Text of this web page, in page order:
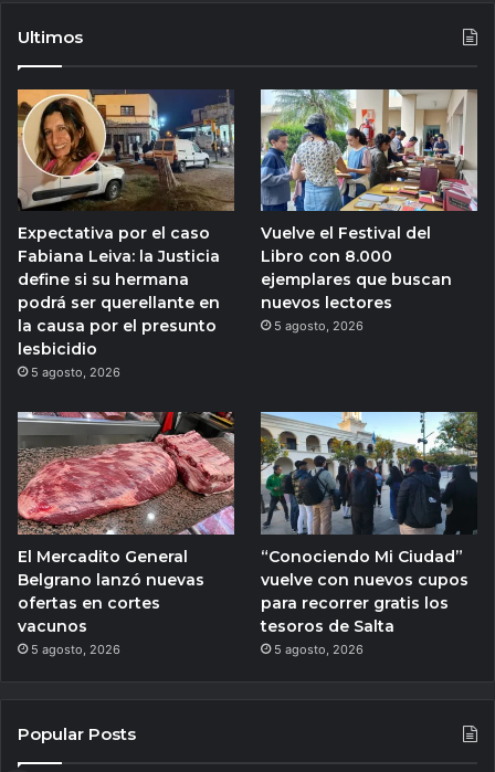
Ultimos
Expectativa por el caso
Fabiana Leiva: la Justicia
define si su hermana
podrá ser querellante en
la causa por el presunto
lesbicidio
5 agosto, 2026
Vuelve el Festival del
Libro con 8.000
ejemplares que buscan
nuevos lectores
5 agosto, 2026
El Mercadito General
Belgrano lanzó nuevas
ofertas en cortes
vacunos
5 agosto, 2026
“Conociendo Mi Ciudad”
vuelve con nuevos cupos
para recorrer gratis los
tesoros de Salta
5 agosto, 2026
Popular Posts